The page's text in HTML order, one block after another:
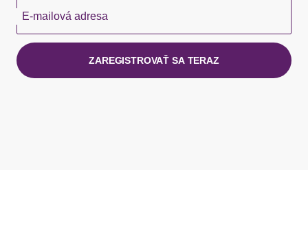
E-mailová adresa
ZAREGISTROVAŤ SA TERAZ